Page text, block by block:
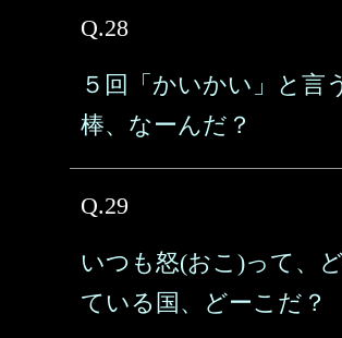
Q.28
５回「かいかい」と言
棒、なーんだ？
Q.29
いつも怒(おこ)って、
ている国、どーこだ？